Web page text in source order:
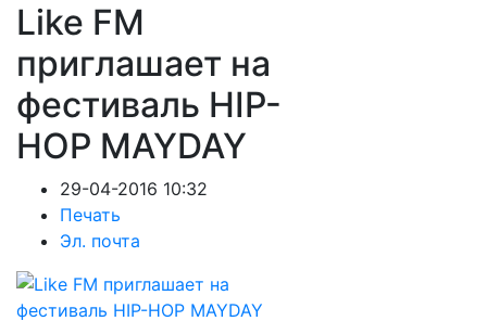
Like FM
приглашает на
фестиваль HIP-
HOP MAYDAY
29-04-2016 10:32
Печать
Эл. почта